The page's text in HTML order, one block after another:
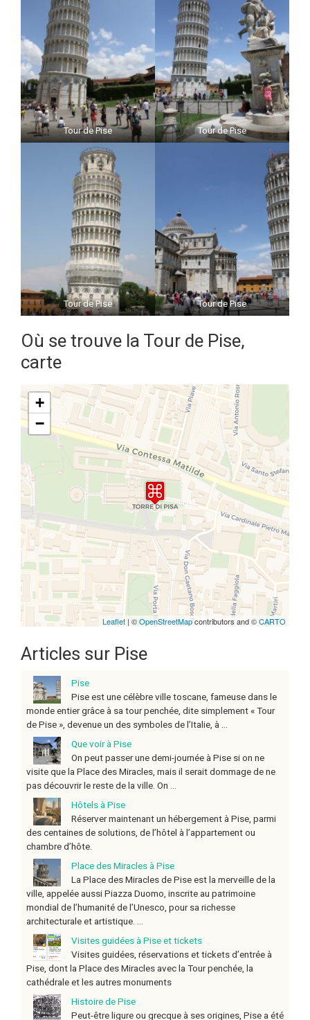
Tour de Pise Tour de Pise
Tour de Pise Tour de Pise
Où se trouve la Tour de Pise,
carte
Travelers' Map is loading...
If you see this after your page is
loaded completely, leafletJS files
are missing.
+
−
Leaflet | ©OpenStreetMapcontributors and ©CARTO
Articles sur Pise
Pise
Pise est une célèbre ville toscane, fameuse dans le
monde entier grâce à sa tour penchée, dite simplement « Tour
de Pise », devenue un des symboles de l’Italie, à ...
Que voir à Pise
On peut passer une demi-journée à Pise si on ne
visite que la Place des Miracles, mais il serait dommage de ne
pas découvrir le reste de la ville. On ...
Hôtels à Pise
Réserver maintenant un hébergement à Pise, parmi
des centaines de solutions, de l’hôtel à l’appartement ou
chambre d’hôte.
Place des Miracles à Pise
La Place des Miracles de Pise est la merveille de la
ville, appelée aussi Piazza Duomo, inscrite au patrimoine
mondial de l’humanité de l’Unesco, pour sa richesse
architecturale et artistique. ...
Visites guidées à Pise et tickets
Visites guidées, réservations et tickets d’entrée à
Pise, dont la Place des Miracles avec la Tour penchée, la
cathédrale et les autres monuments
Histoire de Pise
Peut-être ligure ou grecque à ses origines, Pise a été